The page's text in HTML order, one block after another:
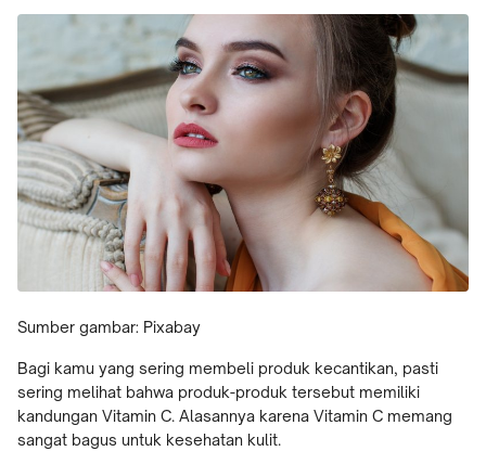
Sumber gambar: Pixabay
Bagi kamu yang sering membeli produk kecantikan, pasti
sering melihat bahwa produk-produk tersebut memiliki
kandungan Vitamin C. Alasannya karena Vitamin C memang
sangat bagus untuk kesehatan kulit.